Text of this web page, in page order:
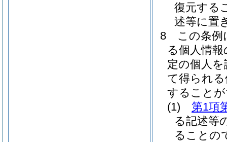
復元する
述等に置
8
この条例
る個人情
定の個人
て得られ
すること
(1)
第1項
る記述等
ることの